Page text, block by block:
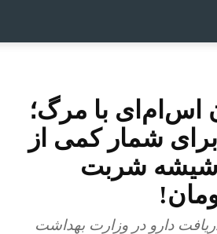
اس‌ام‌ای با مرگ؛
شمار کمی از
شیشه شربت
برای دریافت دارو در وزارت بهداشت